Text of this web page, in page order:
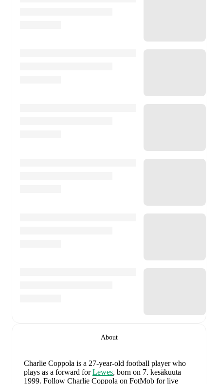
About
Charlie Coppola is a 27-year-old football player who
plays as a forward forLewes, born on 7. kesäkuuta
1999. Follow Charlie Coppola on FotMob for live